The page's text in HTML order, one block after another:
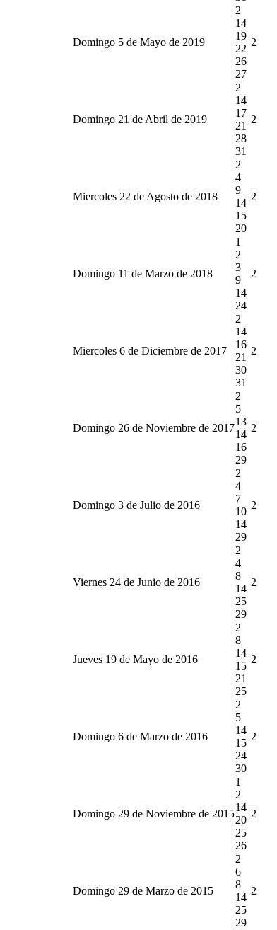
Domingo 5 de Mayo de 2019
2
14
19
22
26
27
2
Domingo 21 de Abril de 2019
2
14
17
21
28
31
2
Miercoles 22 de Agosto de 2018
2
4
9
14
15
20
2
Domingo 11 de Marzo de 2018
1
2
3
9
14
24
2
Miercoles 6 de Diciembre de 2017
2
14
16
21
30
31
2
Domingo 26 de Noviembre de 2017
2
5
13
14
16
29
2
Domingo 3 de Julio de 2016
2
4
7
10
14
29
2
Viernes 24 de Junio de 2016
2
4
8
14
25
29
2
Jueves 19 de Mayo de 2016
2
8
14
15
21
25
2
Domingo 6 de Marzo de 2016
2
5
14
15
24
30
2
Domingo 29 de Noviembre de 2015
1
2
14
20
25
26
2
Domingo 29 de Marzo de 2015
2
6
8
14
25
29
2